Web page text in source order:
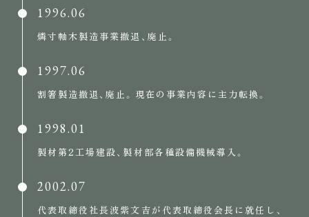
1996.06
燐寸軸木製造事業撤退、廃止。
1997.06
割箸製造撤退、廃止。現在の事業内容に主力転換。
1998.01
製材第2工場建設、製材部各種設備機械導入。
2002.07
代表取締役社長波紫文吉が代表取締役会長に就任し、